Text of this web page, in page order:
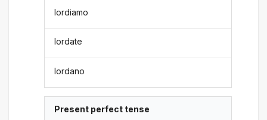
lordiamo
lordate
lordano
Present perfect tense